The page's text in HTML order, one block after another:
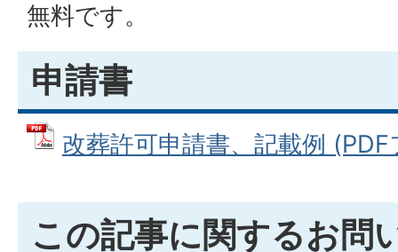
無料です。
申請書
改葬許可申請書、記載例
この記事に関するお問